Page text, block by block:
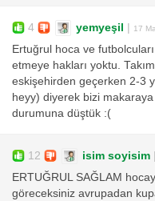
4 yemyeşil | 17
Ertuğrul hoca ve
etmeye hakları yoktu.
eskişehirden geçerken 2-3
heyy) diyerek bizi
durumuna düştük :(
12 isim soyisim |
ERTUĞRUL SAĞLAM
göreceksiniz avrupadan